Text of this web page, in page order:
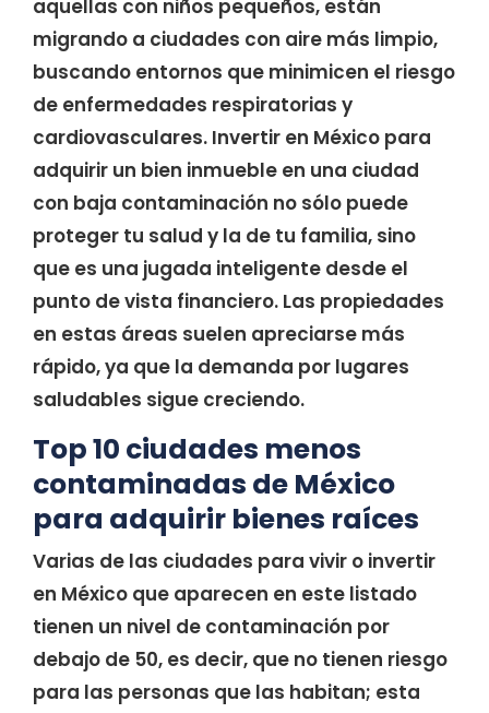
aquellas con niños pequeños, están
migrando a ciudades con aire más limpio,
buscando entornos que minimicen el riesgo
de enfermedades respiratorias y
cardiovasculares. Invertir en México para
adquirir un bien inmueble en una ciudad
con baja contaminación no sólo puede
proteger tu salud y la de tu familia, sino
que es una jugada inteligente desde el
punto de vista financiero. Las propiedades
en estas áreas suelen apreciarse más
rápido, ya que la demanda por lugares
saludables sigue creciendo.
Top 10 ciudades menos
contaminadas de México
para adquirir bienes raíces
Varias de las ciudades para vivir o invertir
en México que aparecen en este listado
tienen un nivel de contaminación por
debajo de 50, es decir, que no tienen riesgo
para las personas que las habitan; esta